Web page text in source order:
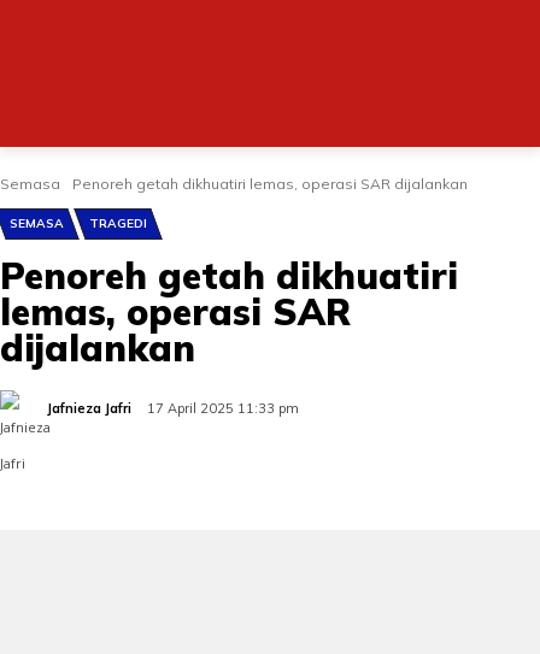
Semasa Penoreh getah dikhuatiri lemas, operasi SAR dijalankan
SEMASA TRAGEDI
Penoreh getah dikhuatiri
lemas, operasi SAR
dijalankan
Jafnieza Jafri 17 April 2025 11:33 pm